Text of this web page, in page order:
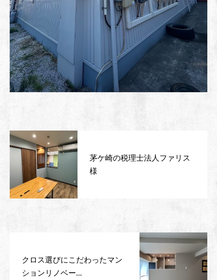
茅ケ崎の税理士法人ファリス
様
クロス選びにこだわったマン
ションリノベー...